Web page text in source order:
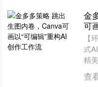
金
可
【
式
精
而
冷
查